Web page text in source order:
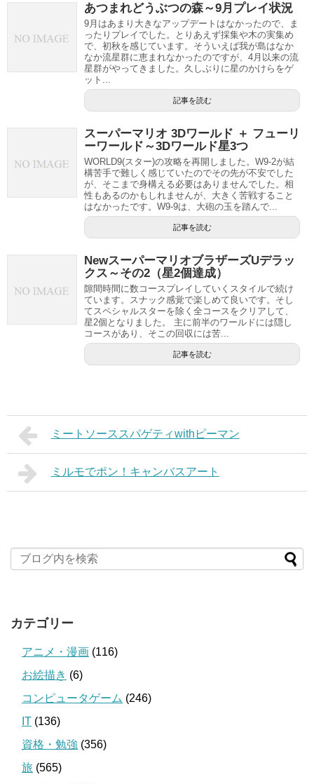
あつまれどうぶつの森～9月プレイ状況
9月はあまり大きなアップデートはなかったので、ま
ったりプレイでした。とりあえず採集や木の実集め
で、初秋を感じています。そういえば我が島はなか
なか流星群に恵まれなかったのですが、4月以来の流
星群がやってきました。久しぶりに星のかけらをゲ
ット...
記事を読む
スーパーマリオ 3Dワールド ＋ フューリ
ーワールド～3Dワールド星3つ
WORLD9(スター)の攻略を再開しました。W9-2が結
構苦手で難しく感じていたのでその先が不安でした
が、そこまで身構える必要はありませんでした。相
性もあるのかもしれませんが、大きく苦戦すること
はなかったです。W9-9は、大砲の玉を踏んで...
記事を読む
NewスーパーマリオブラザーズUデラッ
クス～その2（星2個達成）
隙間時間に数コースプレイしていくスタイルで続け
ています。スナック感覚で楽しめて良いです。そし
てスペシャルスターを除く全コースをクリアして、
星2個となりました。 主に前半のワールドには隠し
コースがあり、そこの回収には苦...
記事を読む
ミートソーススパゲティwithピーマン
ミルモでポン！キャンバスアート
カテゴリー
アニメ・漫画 (116)
お絵描き (6)
コンピュータゲーム (246)
IT (136)
資格・勉強 (356)
旅 (565)